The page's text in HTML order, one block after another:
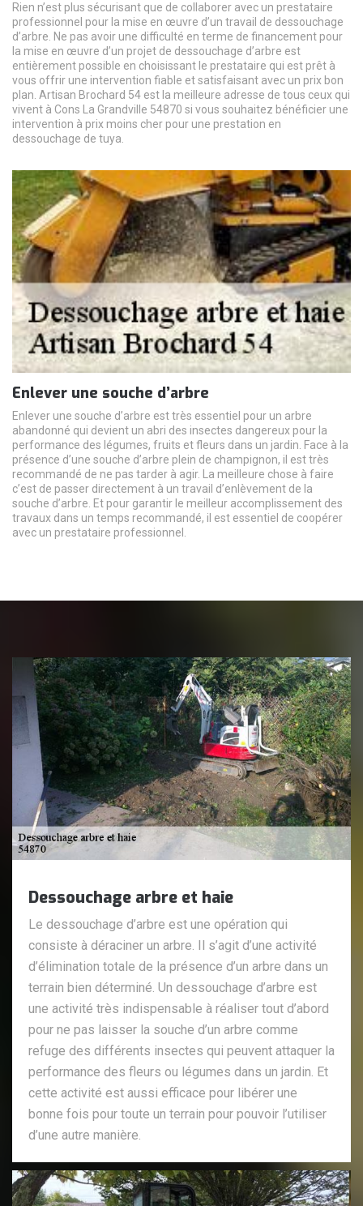
Rien n’est plus sécurisant que de collaborer avec un prestataire
professionnel pour la mise en œuvre d’un travail de dessouchage
d’arbre. Ne pas avoir une difficulté en terme de financement pour
la mise en œuvre d’un projet de dessouchage d’arbre est
entièrement possible en choisissant le prestataire qui est prêt à
vous offrir une intervention fiable et satisfaisant avec un prix bon
plan. Artisan Brochard 54 est la meilleure adresse de tous ceux qui
vivent à Cons La Grandville 54870 si vous souhaitez bénéficier une
intervention à prix moins cher pour une prestation en
dessouchage de tuya.
Enlever une souche d’arbre
Enlever une souche d’arbre est très essentiel pour un arbre
abandonné qui devient un abri des insectes dangereux pour la
performance des légumes, fruits et fleurs dans un jardin. Face à la
présence d’une souche d’arbre plein de champignon, il est très
recommandé de ne pas tarder à agir. La meilleure chose à faire
c’est de passer directement à un travail d’enlèvement de la
souche d’arbre. Et pour garantir le meilleur accomplissement des
travaux dans un temps recommandé, il est essentiel de coopérer
avec un prestataire professionnel.
Dessouchage arbre et haie
Le dessouchage d’arbre est une opération qui
consiste à déraciner un arbre. Il s’agit d’une activité
d’élimination totale de la présence d’un arbre dans un
terrain bien déterminé. Un dessouchage d’arbre est
une activité très indispensable à réaliser tout d’abord
pour ne pas laisser la souche d’un arbre comme
refuge des différents insectes qui peuvent attaquer la
performance des fleurs ou légumes dans un jardin. Et
cette activité est aussi efficace pour libérer une
bonne fois pour toute un terrain pour pouvoir l’utiliser
d’une autre manière.